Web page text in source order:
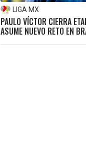
LIGA MX
PAULO VÍCTOR CIERRA
ASUME NUEVO RETO EN